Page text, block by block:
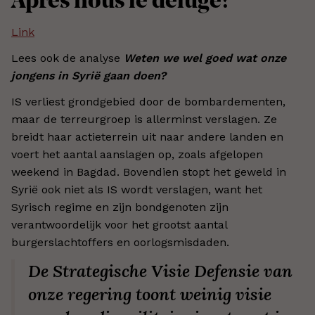
Link
Lees ook de analyse Weten we wel goed wat onze
jongens in Syrië gaan doen?
IS verliest grondgebied door de bombardementen,
maar de terreurgroep is allerminst verslagen. Ze
breidt haar actieterrein uit naar andere landen en
voert het aantal aanslagen op, zoals afgelopen
weekend in Bagdad. Bovendien stopt het geweld in
Syrië ook niet als IS wordt verslagen, want het
Syrisch regime en zijn bondgenoten zijn
verantwoordelijk voor het grootst aantal
burgerslachtoffers en oorlogsmisdaden.
De Strategische Visie Defensie van
onze regering toont weinig visie